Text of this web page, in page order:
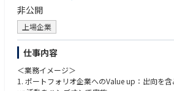
・ 海外企業との事業開発に携わることができる
投資実務経験を有する
・コンサルタントとしての業務経験を有する
・金融会社にて投資やIPO経験を有する
・FMCG領域での業務経験を有する
■人物像​
・厳しい環境にあっても前向きに業務に取り組
非公開
上場企業
仕事内容
＜業務イメージ＞
1. ポートフォリオ企業へのValue up：出向を